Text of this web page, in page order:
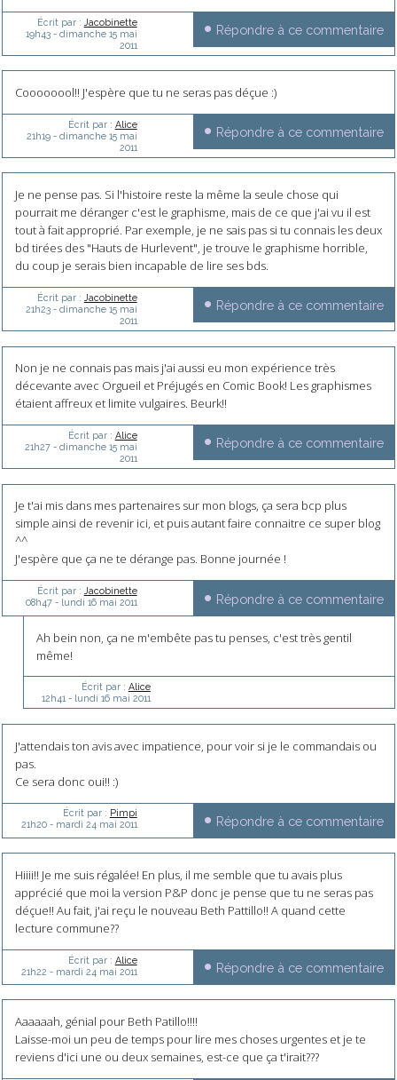
Écrit par : Jacobinette
19h43- dimanche 15 mai
2011
Répondre à ce commentaire
Coooooool!! J'espère que tu ne seras pas déçue :)
Écrit par : Alice
21h19- dimanche 15 mai
2011
Répondre à ce commentaire
Je ne pense pas. Si l'histoire reste la même la seule chose qui
pourrait me déranger c'est le graphisme, mais de ce que j'ai vu il est
tout à fait approprié. Par exemple, je ne sais pas si tu connais les deux
bd tirées des "Hauts de Hurlevent", je trouve le graphisme horrible,
du coup je serais bien incapable de lire ses bds.
Écrit par : Jacobinette
21h23- dimanche 15 mai
2011
Répondre à ce commentaire
Non je ne connais pas mais j'ai aussi eu mon expérience très
décevante avec Orgueil et Préjugés en Comic Book! Les graphismes
étaient affreux et limite vulgaires. Beurk!!
Écrit par : Alice
21h27- dimanche 15 mai
2011
Répondre à ce commentaire
Je t'ai mis dans mes partenaires sur mon blogs, ça sera bcp plus
simple ainsi de revenir ici, et puis autant faire connaitre ce super blog
^^
J'espère que ça ne te dérange pas. Bonne journée !
Écrit par : Jacobinette
08h47- lundi 16 mai 2011 Répondre à ce commentaire
Ah bein non, ça ne m'embête pas tu penses, c'est très gentil
même!
Écrit par : Alice
12h41 - lundi 16 mai 2011
J'attendais ton avis avec impatience, pour voir si je le commandais ou
pas.
Ce sera donc oui!! :)
Écrit par : Pimpi
21h20- mardi 24 mai 2011 Répondre à ce commentaire
Hiiii!! Je me suis régalée! En plus, il me semble que tu avais plus
apprécié que moi la version P&P donc je pense que tu ne seras pas
déçue!! Au fait, j'ai reçu le nouveau Beth Pattillo!! A quand cette
lecture commune??
Écrit par : Alice
21h22 - mardi 24 mai 2011 Répondre à ce commentaire
Aaaaaah, génial pour Beth Patillo!!!!
Laisse-moi un peu de temps pour lire mes choses urgentes et je te
reviens d'ici une ou deux semaines, est-ce que ça t'irait???